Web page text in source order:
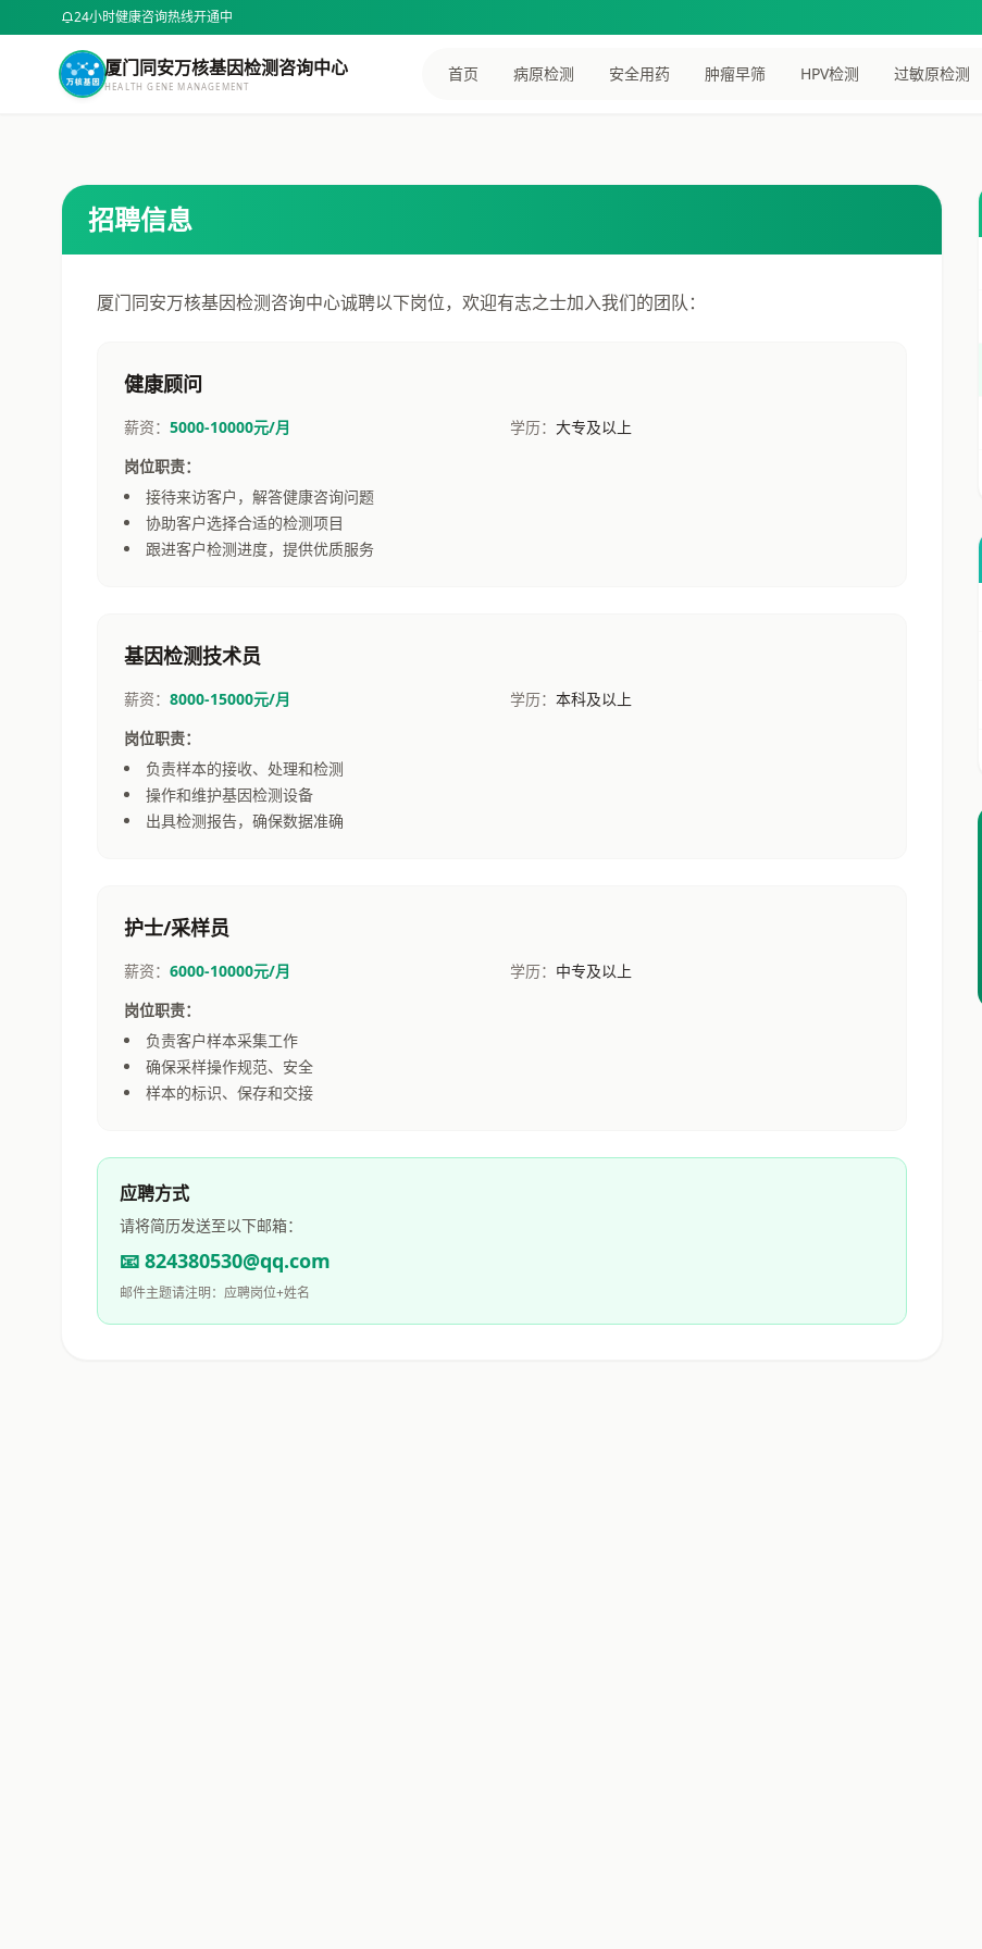
24小时健康咨询热线开通中
厦门同安万核基因检测咨询中心
HEALTH GENE MANAGEMENT
首页 病原检测 安全用药 肿瘤早筛 HPV检测 过敏原检测
招聘信息
厦门同安万核基因检测咨询中心诚聘以下岗位，欢迎有志之士加入我们的团队：
健康顾问
薪资： 5000-10000元/月 学历：大专及以上
岗位职责：
接待来访客户，解答健康咨询问题
协助客户选择合适的检测项目
跟进客户检测进度，提供优质服务
基因检测技术员
薪资： 8000-15000元/月 学历：本科及以上
岗位职责：
负责样本的接收、处理和检测
操作和维护基因检测设备
出具检测报告，确保数据准确
护士/采样员
薪资： 6000-10000元/月 学历： 中专及以上
岗位职责：
负责客户样本采集工作
确保采样操作规范、安全
样本的标识、保存和交接
应聘方式
请将简历发送至以下邮箱：
📧 824380530@qq.com
邮件主题请注明：应聘岗位+姓名
样本采集指南
电话咨询 在线咨询
BMI计算器
体重 (kg)
预约健康咨询
专业顾问为您解答
电话咨询 400-8381-255
或添加微信号：DNA8494